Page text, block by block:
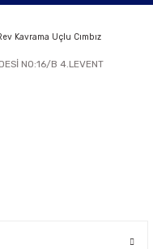
NO:16/B 4.LEVENT